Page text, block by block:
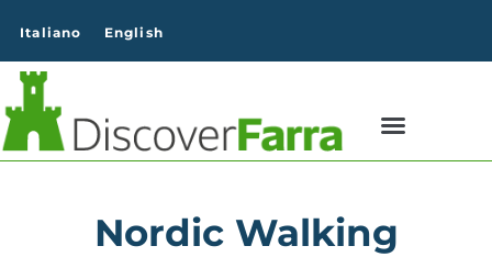
Italiano
English
Nordic Walking